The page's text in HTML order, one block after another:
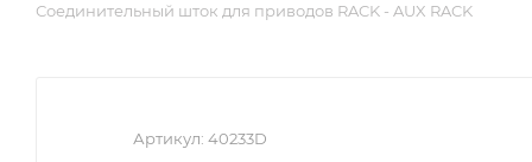
Соединительный шток для приводов RACK - AUX RACK
Артикул: 40233D